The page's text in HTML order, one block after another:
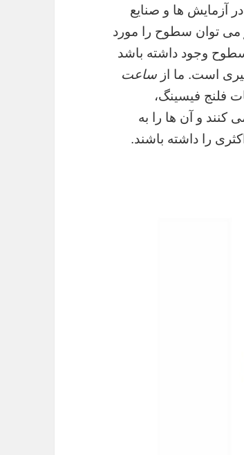
آزمایش ها و صنایع
می توان سطوح را مورد
سطوح وجود داشته باشد
است. ما ازساعت
فلنج فیسینگ،
کنند و آن ها را به
را داشته باشند.